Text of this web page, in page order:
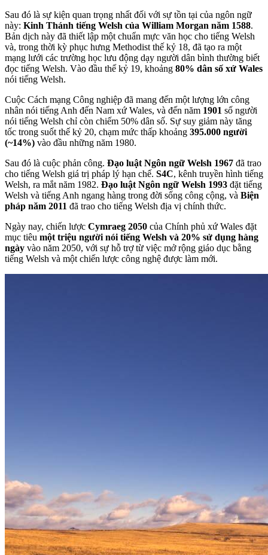
Sau đó là sự kiện quan trọng nhất đối với sự tồn tại của ngôn ngữ
này: Kinh Thánh tiếng Welsh của William Morgan năm 1588.
Bản dịch này đã thiết lập một chuẩn mực văn học cho tiếng Welsh
và, trong thời kỳ phục hưng Methodist thế kỷ 18, đã tạo ra một
mạng lưới các trường học lưu động dạy người dân bình thường biết
đọc tiếng Welsh. Vào đầu thế kỷ 19, khoảng 80% dân số xứ Wales
nói tiếng Welsh.
Cuộc Cách mạng Công nghiệp đã mang đến một lượng lớn công
nhân nói tiếng Anh đến Nam xứ Wales, và đến năm 1901 số người
nói tiếng Welsh chỉ còn chiếm 50% dân số. Sự suy giảm này tăng
tốc trong suốt thế kỷ 20, chạm mức thấp khoảng 395.000 người
(~14%) vào đầu những năm 1980.
Sau đó là cuộc phản công. Đạo luật Ngôn ngữ Welsh 1967 đã trao
cho tiếng Welsh giá trị pháp lý hạn chế. S4C, kênh truyền hình tiếng
Welsh, ra mắt năm 1982. Đạo luật Ngôn ngữ Welsh 1993 đặt tiếng
Welsh và tiếng Anh ngang hàng trong đời sống công cộng, và Biện
pháp năm 2011 đã trao cho tiếng Welsh địa vị chính thức.
Ngày nay, chiến lược Cymraeg 2050 của Chính phủ xứ Wales đặt
mục tiêu một triệu người nói tiếng Welsh và 20% sử dụng hàng
ngày vào năm 2050, với sự hỗ trợ từ việc mở rộng giáo dục bằng
tiếng Welsh và một chiến lược công nghệ được làm mới.